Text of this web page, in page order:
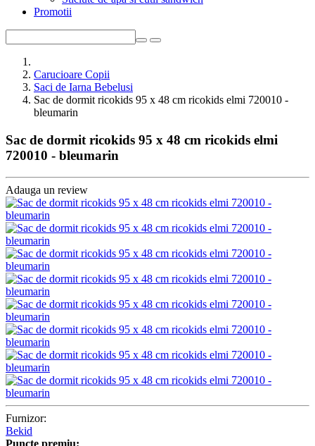
Promotii
Carucioare Copii
Saci de Iarna Bebelusi
Sac de dormit ricokids 95 x 48 cm ricokids elmi 720010 -
bleumarin
Sac de dormit ricokids 95 x 48 cm ricokids elmi
720010 - bleumarin
Adauga un review
Furnizor:
Bekid
Puncte premiu: